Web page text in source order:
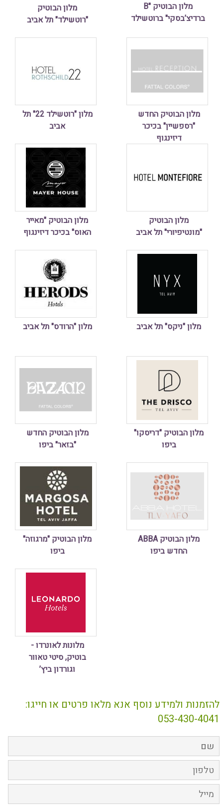
מלון הבוטיק
"רוטשילד" תל אביב
מלון הבוטיק "B
ברדיצ’בסקי" ברוטשילד
מלון "רוטשילד 22" תל
אביב
מלון הבוטיק החדש
"רספשיין" בכיכר
דיזינגוף
מלון הבוטיק "מאייר
האוס" בכיכר דיזינגוף
מלון הבוטיק
"מונטיפיורי" תל אביב
מלון "הרודס" תל אביב מלון "ניקס" תל אביב
מלון הבוטיק החדש
"בזאר" ביפו
מלון הבוטיק "דריסקו"
ביפו
מלון הבוטיק "מרגוזה"
ביפו
מלון הבוטיק ABBA
החדש ביפו
מלונות לאונרדו -
בוטיק, סיטי טאוור
וגורדון ביץ’